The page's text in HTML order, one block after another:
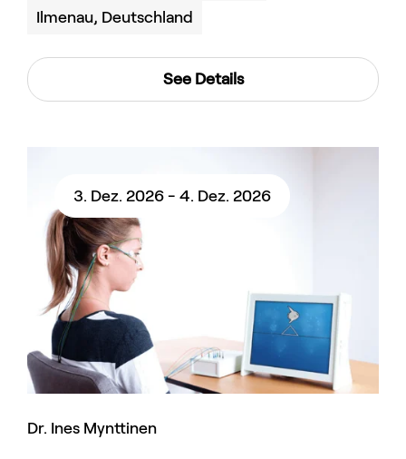
Ilmenau, Deutschland
See Details
3. Dez. 2026 - 4. Dez. 2026
Dr. Ines Mynttinen